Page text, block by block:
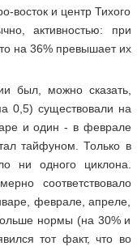
восток и центр Тихого
активностью: при
на 36% превышает их
был, можно сказать,
0,5) существовали на
и один - в феврале
тайфуном. Только в
ни одного циклона.
соответствовало
феврале, апреле,
нормы (на 30% и
тот факт, что во